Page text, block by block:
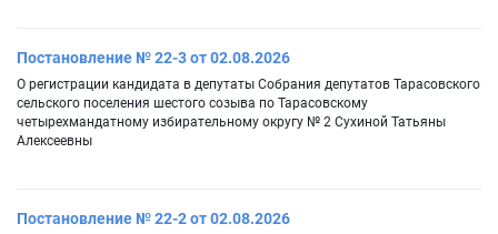
Постановление № 22-3 от 02.08.2026
О регистрации кандидата в депутаты Собрания депутатов Тарасовского
сельского поселения шестого созыва по Тарасовскому
четырехмандатному избирательному округу № 2 Сухиной Татьяны
Алексеевны
Постановление № 22-2 от 02.08.2026